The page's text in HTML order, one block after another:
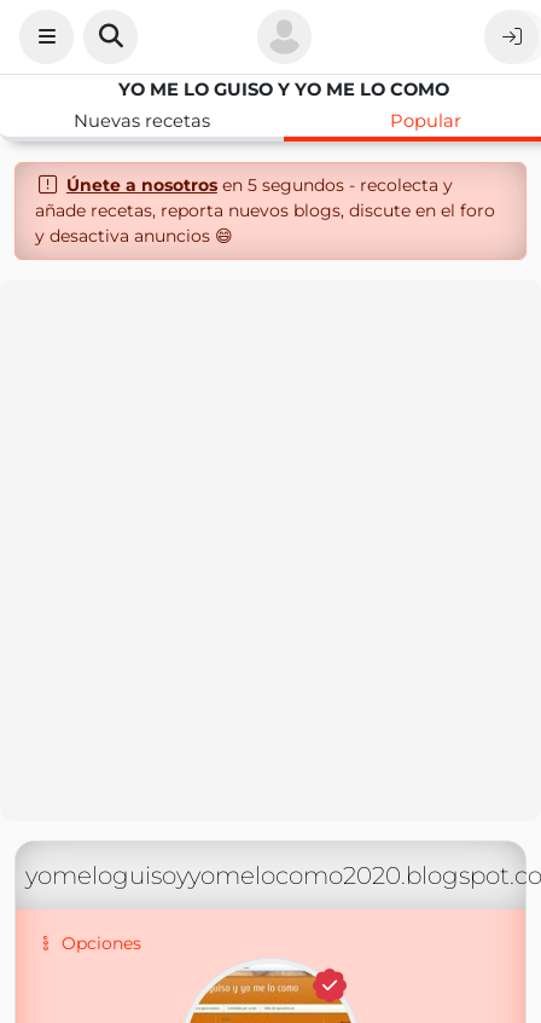
YO ME LO GUISO Y YO ME LO COMO
Nuevas recetas
Popular
Únete a nosotrosen 5 segundos - recolecta y
añade recetas, reporta nuevos blogs, discute en el foro
y desactiva anuncios 😄
Opciones